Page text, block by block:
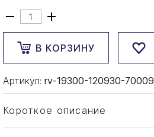
В КОРЗИНУ
Артикул: rv-19300-120930-70009
Короткое описание